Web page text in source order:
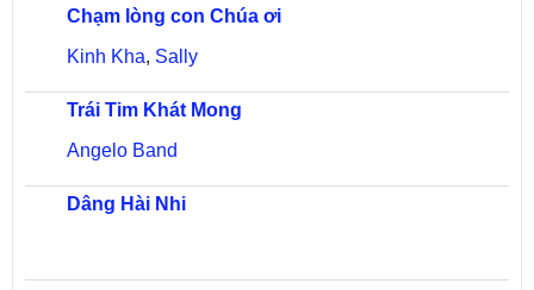
Chạm lòng con Chúa ơi
Kinh Kha, Sally
Trái Tim Khát Mong
Angelo Band
Dâng Hài Nhi